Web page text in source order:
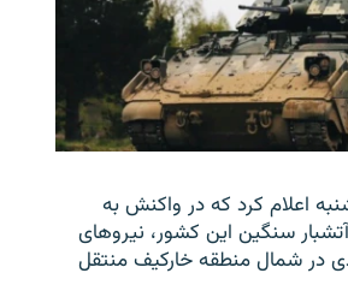
اعلام کرد که در واکنش به
سنگین این کشور، نیروهای
در شمال منطقه خارکیف منتقل